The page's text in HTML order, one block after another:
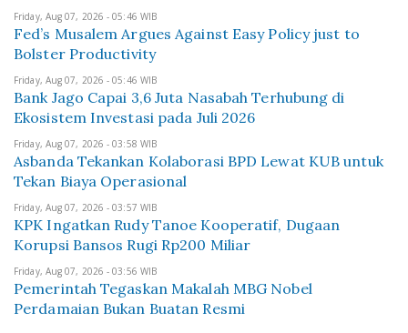
Friday, Aug 07, 2026 - 05:46 WIB
Fed’s Musalem Argues Against Easy Policy just to
Bolster Productivity
Friday, Aug 07, 2026 - 05:46 WIB
Bank Jago Capai 3,6 Juta Nasabah Terhubung di
Ekosistem Investasi pada Juli 2026
Friday, Aug 07, 2026 - 03:58 WIB
Asbanda Tekankan Kolaborasi BPD Lewat KUB untuk
Tekan Biaya Operasional
Friday, Aug 07, 2026 - 03:57 WIB
KPK Ingatkan Rudy Tanoe Kooperatif, Dugaan
Korupsi Bansos Rugi Rp200 Miliar
Friday, Aug 07, 2026 - 03:56 WIB
Pemerintah Tegaskan Makalah MBG Nobel
Perdamaian Bukan Buatan Resmi